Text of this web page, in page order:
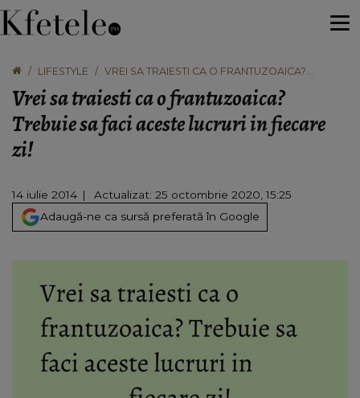
LIFESTYLE
VREI SA TRAIESTI CA O FRANTUZOAICA?
ZI!
Vrei sa traiesti ca o frantuzoaica?
Trebuie sa faci aceste lucruri in fiecare
zi!
14 iulie 2014
Actualizat: 25 octombrie 2020, 15:25
Adaugă-ne ca sursă preferată în Google